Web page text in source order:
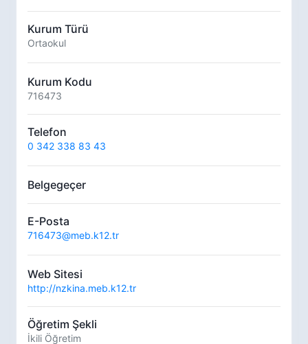
Kurum Türü
Ortaokul
Kurum Kodu
716473
Telefon
0 342 338 83 43
Belgegeçer
E-Posta
716473@meb.k12.tr
Web Sitesi
http://nzkina.meb.k12.tr
Öğretim Şekli
İkili Öğretim